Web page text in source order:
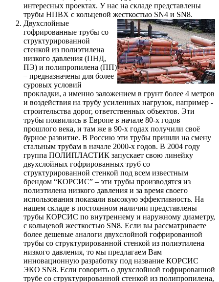
интересных проектах. У нас на складе представлены
трубы НПВХ с кольцевой жесткостью SN4 и SN8.
Двухслойные
гофрированные трубы со
структурированной
стенкой из полиэтилена
низкого давления (ПНД,
ПЭ) и полипропилена (ПП)
– предназначены для более
суровых условий
прокладки, а именно заложением в грунт более 4 метров
и воздействия на трубу усиленных нагрузок, например -
строительства дорог, ответственных объектов. Эти
трубы появились в Европе в начале 80-х годов
прошлого века, и там же в 90-х годах получили своё
бурное развитие. В Россию эти трубы пришли на смену
стальным трубам в начале 2000-х годов. В 2004 году
группа ПОЛИПЛАСТИК запускает свою линейку
двухслойных гофрированных труб со
структурированной стенкой под всем известным
брендом “КОРСИС” – эти трубы производятся из
полиэтилена низкого давления и за время своего
использования показали высокую эффективность. На
нашем складе в постоянном наличии представлены
трубы КОРСИС по внутреннему и наружному диаметру,
с кольцевой жесткостью SN8. Если вы рассматриваете
более дешевые аналоги двухслойной гофрированной
трубы со структурированной стенкой из полиэтилена
низкого давления, то мы предлагаем Вам
инновационную разработку под название КОРСИС
ЭКО SN8. Если говорить о двухслойной гофрированной
трубе со структурированной стенкой из полипропилена,